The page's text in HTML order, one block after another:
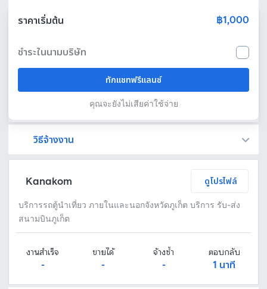
ราคาเริ่มต้น ฿1,000
ชำระในนามบริษัท
ทักแชทฟรีแลนซ์
คุณจะยังไม่เสียค่าใช้จ่าย
วิธีจ้างงาน
Kanakom ดูโปรไฟล์
บริการรถตู้นำเที่ยว ภายในและนอกจังหวัดภูเก็ต บริการ รับ-ส่ง
สนามบินภูเก็ต
งานสำเร็จ
-
ขายได้
-
จ้างซ้ำ
-
ตอบกลับ
1 นาที